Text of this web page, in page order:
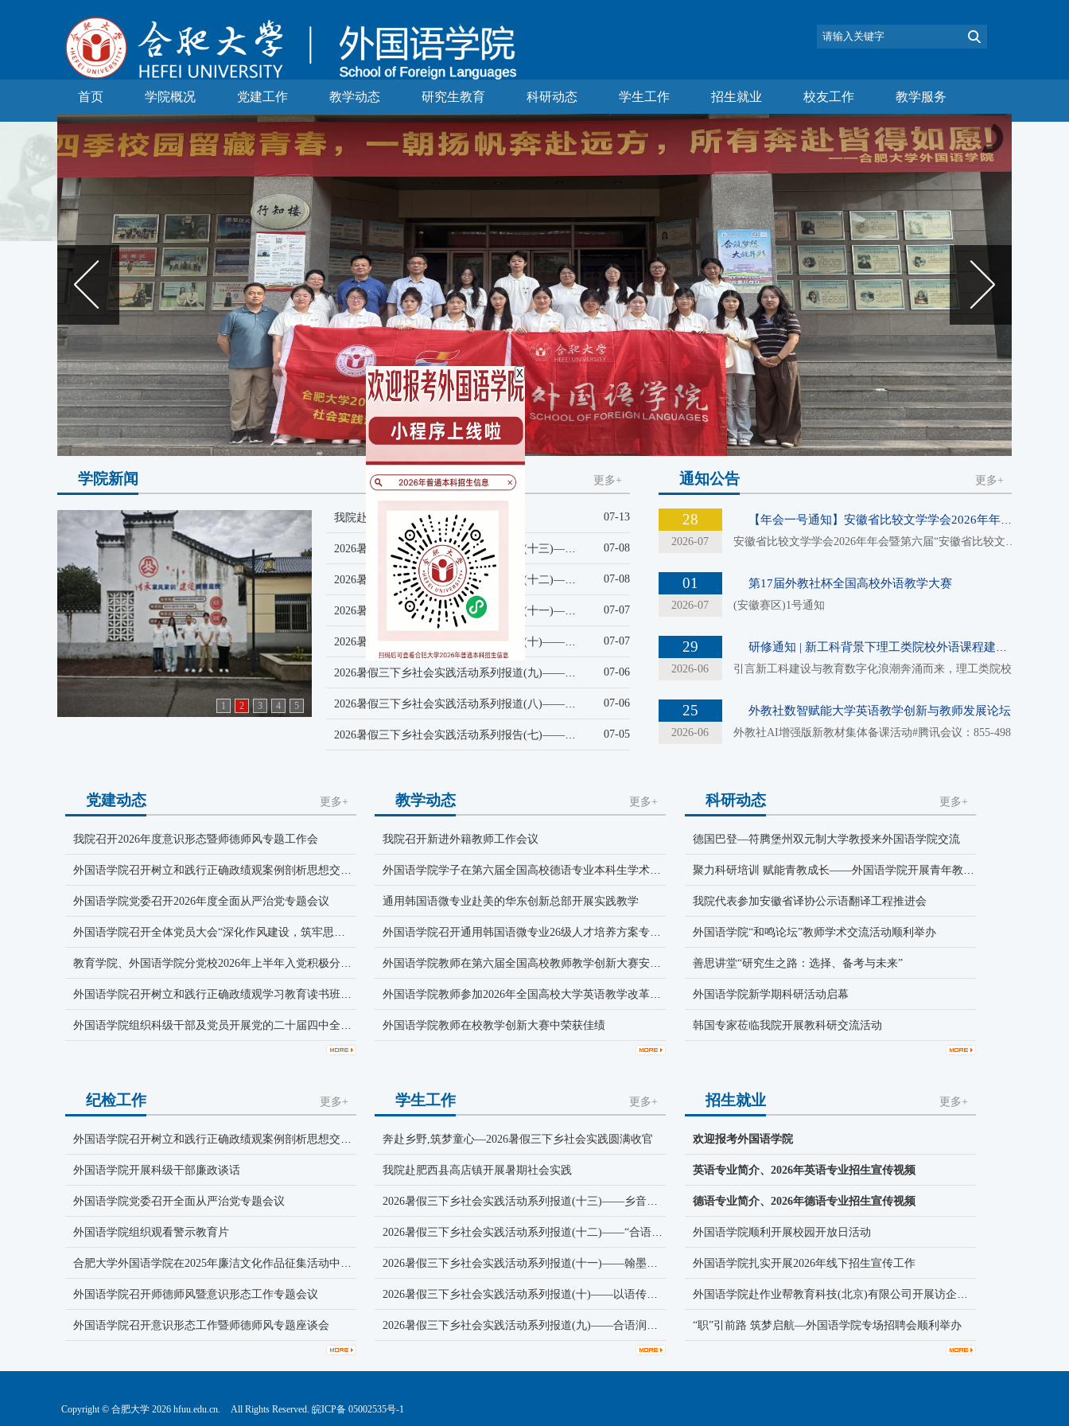
首页 学院概况 党建工作 教学动态 研究生教育 科研动态 学生工作 招生就业 校友工作 教学服务
学院新闻 更多+
1 2 3 4 5
我院赴肥西县高店镇开展暑期社会实践 07-13
07-08
07-08
07-07
07-07
07-06
07-06
07-05
通知公告 更多+
28 【年会一号通知】安徽省比较文学学会2026年年会暨第六届“安徽省比较文学青年学者博融论坛”一号通知
2026-07 安徽省比较文学学会2026年年会暨第六届“安徽省比较文学青年学者博融论坛”一号通知民族性对一个国家的政治...
01 第17届外教社杯全国高校外语教学大赛
2026-07 (安徽赛区)1号通知
29
2026-06
25 外教社数智赋能大学英语教学创新与教师发展论坛
2026-06
党建动态 更多+
我院召开2026年度意识形态暨师德师风专题工作会
外国语学院党委召开2026年度全面从严治党专题会议
教学动态 更多+
我院召开新进外籍教师工作会议
通用韩国语微专业赴美的华东创新总部开展实践教学
外国语学院教师在校教学创新大赛中荣获佳绩
科研动态 更多+
德国巴登—符腾堡州双元制大学教授来外国语学院交流
我院代表参加安徽省译协公示语翻译工程推进会
外国语学院“和鸣论坛”教师学术交流活动顺利举办
善思讲堂“研究生之路：选择、备考与未来”
外国语学院新学期科研活动启幕
韩国专家莅临我院开展教科研交流活动
纪检工作 更多+
外国语学院开展科级干部廉政谈话
外国语学院党委召开全面从严治党专题会议
外国语学院组织观看警示教育片
外国语学院召开师德师风暨意识形态工作专题会议
外国语学院召开意识形态工作暨师德师风专题座谈会
学生工作 更多+
奔赴乡野,筑梦童心—2026暑假三下乡社会实践圆满收官
我院赴肥西县高店镇开展暑期社会实践
招生就业 更多+
欢迎报考外国语学院
英语专业简介、2026年英语专业招生宣传视频
德语专业简介、2026年德语专业招生宣传视频
外国语学院顺利开展校园开放日活动
外国语学院扎实开展2026年线下招生宣传工作
“职”引前路 筑梦启航—外国语学院专场招聘会顺利举办
Copyright © 合肥大学 2026 hfuu.edu.cn. All Rights Reserved. 皖ICP备 05002535号-1
X